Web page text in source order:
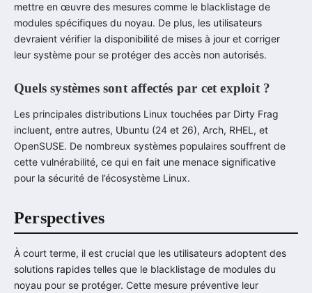
mettre en œuvre des mesures comme le blacklistage de
modules spécifiques du noyau. De plus, les utilisateurs
devraient vérifier la disponibilité de mises à jour et corriger
leur système pour se protéger des accès non autorisés.
Quels systèmes sont affectés par cet exploit ?
Les principales distributions Linux touchées par Dirty Frag
incluent, entre autres, Ubuntu (24 et 26), Arch, RHEL, et
OpenSUSE. De nombreux systèmes populaires souffrent de
cette vulnérabilité, ce qui en fait une menace significative
pour la sécurité de l’écosystème Linux.
Perspectives
À court terme, il est crucial que les utilisateurs adoptent des
solutions rapides telles que le blacklistage de modules du
noyau pour se protéger. Cette mesure préventive leur